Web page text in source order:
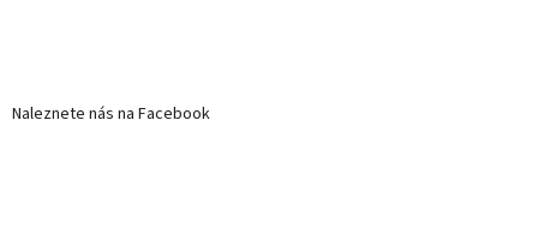
Naleznete nás na Facebook